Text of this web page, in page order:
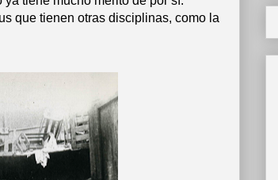
que tienen otras disciplinas, como la